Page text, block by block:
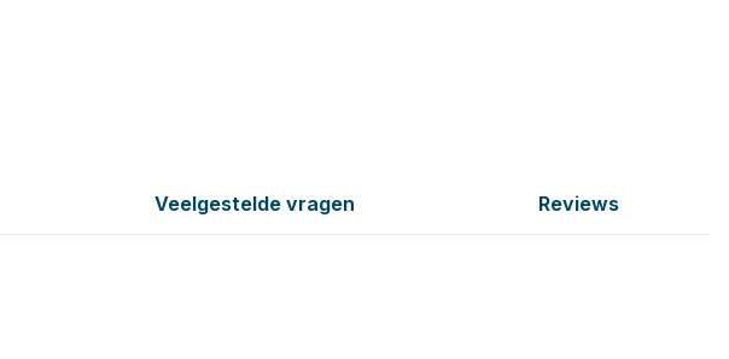
Veelgestelde vragen Reviews